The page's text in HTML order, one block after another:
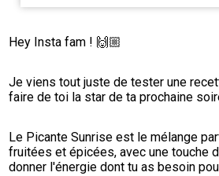
Hey Insta fam ! 🙌🏼
Je viens tout juste de tester une
faire de toi la star de ta prochaine
Le Picante Sunrise est le mélange
fruitées et épicées, avec une touche
donner l'énergie dont tu as besoin